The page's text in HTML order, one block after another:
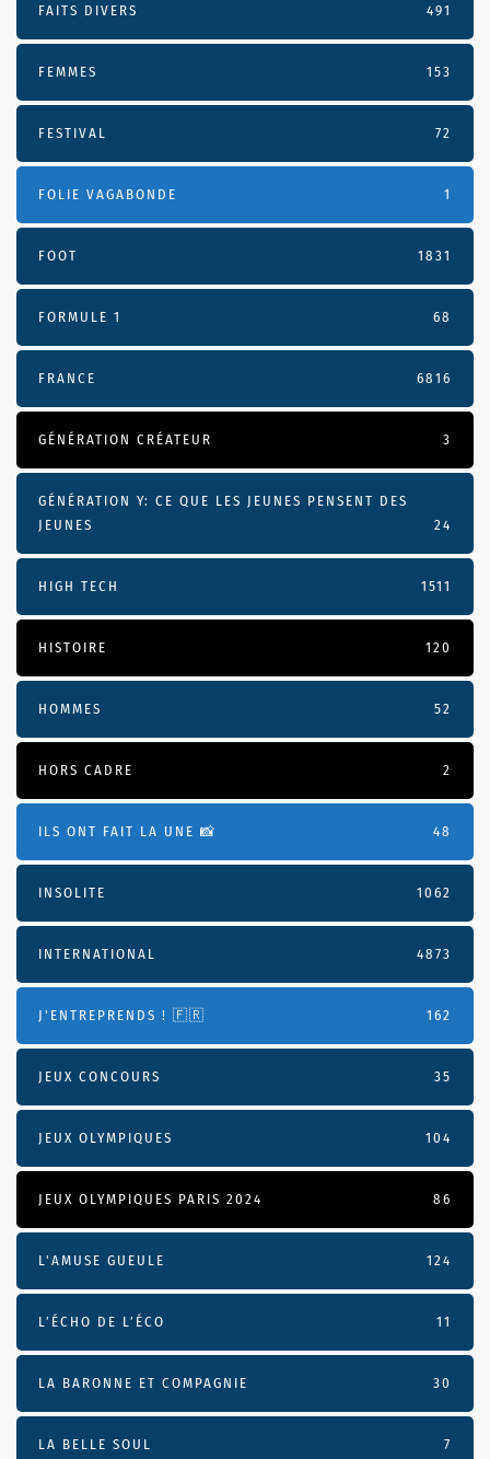
FAITS DIVERS 491
FEMMES 153
FESTIVAL 72
FOLIE VAGABONDE 1
FOOT 1831
FORMULE 1 68
FRANCE 6816
GÉNÉRATION CRÉATEUR 3
GÉNÉRATION Y: CE QUE LES JEUNES PENSENT DES
JEUNES
24
HIGH TECH 1511
HISTOIRE 120
HOMMES 52
HORS CADRE 2
ILS ONT FAIT LA UNE 📸 48
INSOLITE 1062
INTERNATIONAL 4873
J'ENTREPRENDS ! 🇫🇷 162
JEUX CONCOURS 35
JEUX OLYMPIQUES 104
JEUX OLYMPIQUES PARIS 2024 86
L'AMUSE GUEULE 124
L’ÉCHO DE L’ÉCO 11
LA BARONNE ET COMPAGNIE 30
LA BELLE SOUL 7